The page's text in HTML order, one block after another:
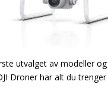
utvalget av modeller
Droner har alt du